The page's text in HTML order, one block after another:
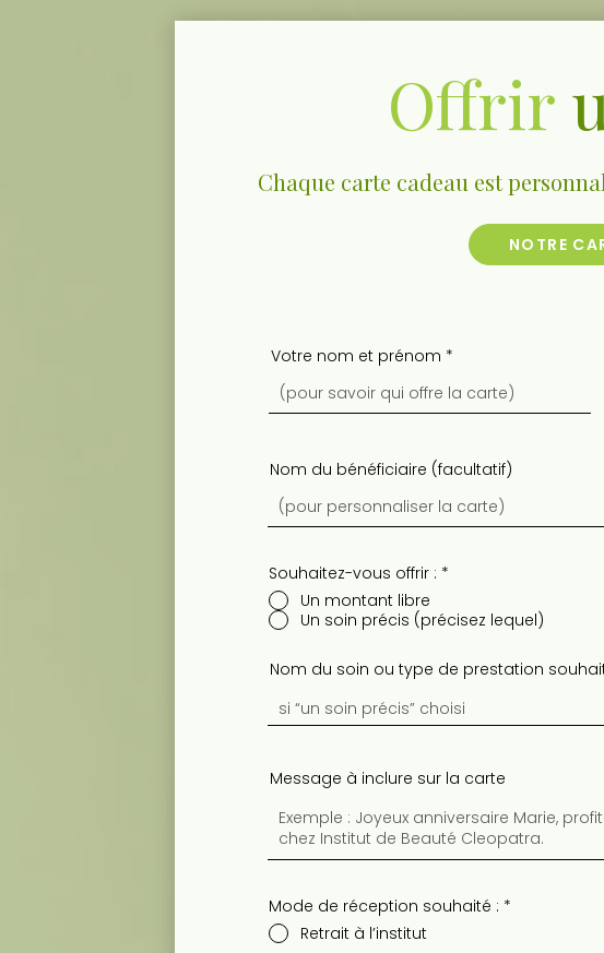
Offrir
Chaque carte cadeau est
NOTRE
Votre nom et prénom
Nom du bénéficiaire (facultatif)
Souhaitez-vous offrir : *
Un montant libre
Un soin précis (précisez lequel)
Nom du soin ou type de prestation
Message à inclure sur la carte
Mode de réception souhaité : *
Retrait à l’institut